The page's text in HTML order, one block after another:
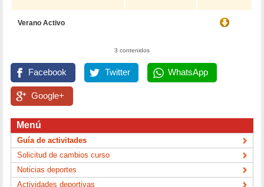
Verano Activo
3 contenidos
Facebook Twitter WhatsApp
Google+
Menú
Guía de activitades
Solicitud de cambios curso
Noticias deportes
Actividades deportivas